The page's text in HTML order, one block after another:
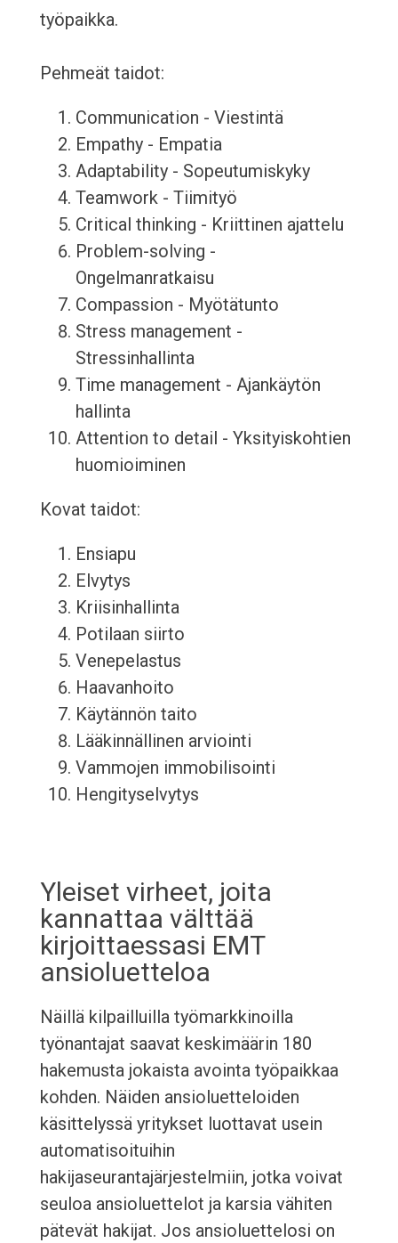
työpaikka.
Pehmeät taidot:
Communication - Viestintä
Empathy - Empatia
Adaptability - Sopeutumiskyky
Teamwork - Tiimityö
Critical thinking - Kriittinen ajattelu
Problem-solving -
Ongelmanratkaisu
Compassion - Myötätunto
Stress management -
Stressinhallinta
Time management - Ajankäytön
hallinta
Attention to detail - Yksityiskohtien
huomioiminen
Kovat taidot:
Ensiapu
Elvytys
Kriisinhallinta
Potilaan siirto
Venepelastus
Haavanhoito
Käytännön taito
Lääkinnällinen arviointi
Vammojen immobilisointi
Hengityselvytys
Yleiset virheet, joita
kannattaa välttää
kirjoittaessasi EMT
ansioluetteloa
Näillä kilpailluilla työmarkkinoilla
työnantajat saavat keskimäärin 180
hakemusta jokaista avointa työpaikkaa
kohden. Näiden ansioluetteloiden
käsittelyssä yritykset luottavat usein
automatisoituihin
hakijaseurantajärjestelmiin, jotka voivat
seuloa ansioluettelot ja karsia vähiten
pätevät hakijat. Jos ansioluettelosi on